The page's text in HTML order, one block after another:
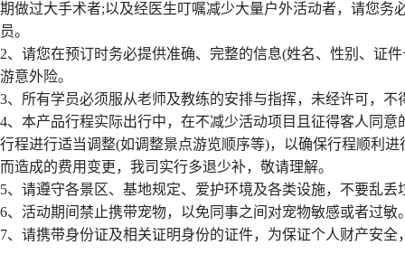
期做过大手术者;以及经医生叮嘱减少大量户外活动者，请您
员。
2、请您在预订时务必提供准确、完整的信息(姓名、性别、证
游意外险。
3、所有学员必须服从老师及教练的安排与指挥，未经许可，
4、本产品行程实际出行中，在不减少活动项目且征得客人同
行程进行适当调整(如调整景点游览顺序等)，以确保行程顺利
而造成的费用变更，我司实行多退少补，敬请理解。
5、请遵守各景区、基地规定、爱护环境及各类设施，不要乱丢
6、活动期间禁止携带宠物，以免同事之间对宠物敏感或者过敏
7、请携带身份证及相关证明身份的证件，为保证个人财产安